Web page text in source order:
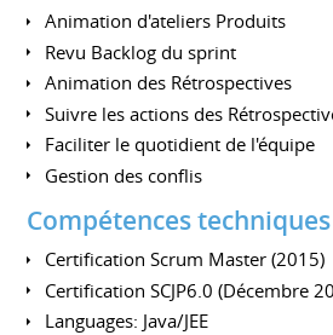
Animation d'ateliers Produits
Revu Backlog du sprint
Animation des Rétrospectives
Suivre les actions des
Faciliter le quotidient de l'équipe
Gestion des conflis
Compétences techniques
Certification Scrum Master (2015)
Certification SCJP6.0 (Décembre
Languages: Java/JEE